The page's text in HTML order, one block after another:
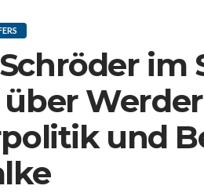
im
über
und